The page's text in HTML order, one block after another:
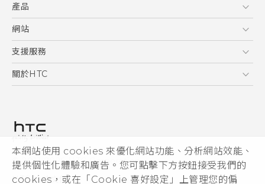
本網站使用 cookies 來優化網站功能、分析網站效能、
提供個性化體驗和廣告。您可點擊下方按鈕接受我們的
cookies，或在「Cookie 喜好設定」上管理您的偏
產品
5G
智能手機
區塊鍊手機
網站
HTC Dev
HTC Research
支援服務
服務中心
關於HTC
私隱政策
產品安全
加入HTC
© 2011-2026 HTC Corporation
HTC 法律文件